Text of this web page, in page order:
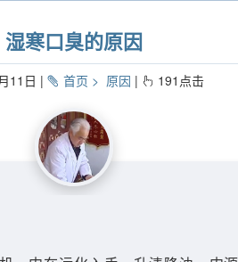
湿寒口臭的原因
11日 首页 原因 191 点击